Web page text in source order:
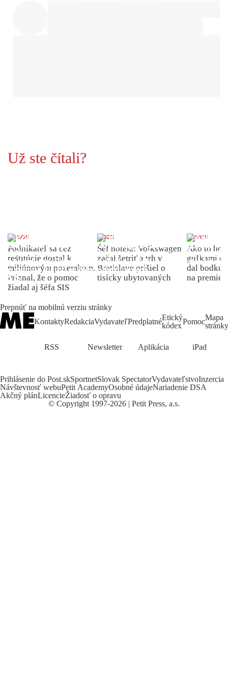
Už ste čítali?
DOMOV
Podnikateľ sa cez
reštitúcie dostal k
miliónovým pozemkom.
Priznal, že o pomoc
žiadal aj šéfa SIS
INDEX
Šéf hotela: Volkswagen
začal šetriť a trh v
Bratislave prišiel o
tisícky ubytovaných
DOMOV
Ako to
guľkami
dal bodku
na
Prepnúť na mobilnú verziu stránky
KontaktyRedakciaVydavateľPredplatnéEtický
kódexPomocMapa
stránky
RSS Newsletter Aplikácia iPad
Prihlásenie do Post.skSportnetSlovak SpectatorVydavateľstvoInzercia
Návštevnosť webuPetit AcademyOsobné údajeNariadenie DSA
Akčný plánLicencieŽiadosť o opravu
© Copyright 1997-2026 | Petit Press, a.s.